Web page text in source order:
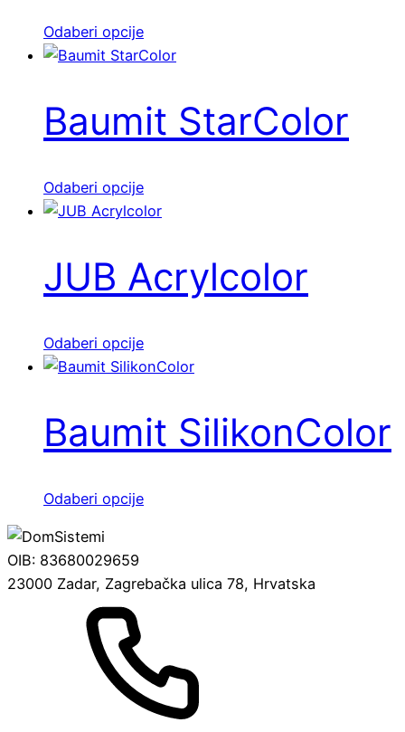
Odaberi opcijeOvaj
proizvod
više
varijanti.
mogu
odabrati
stranici
proizvoda
Baumit StarColor
Odaberi opcijeOvaj
proizvod
varijanti.
mogu
odabrati
stranici
proizvoda
JUB Acrylcolor
Odaberi opcijeOvaj
proizvod
varijanti.
mogu
stranici
Baumit SilikonColor
Odaberi opcijeOvaj
varijanti.
mogu
odabrati
na
OIB: 83680029659
23000 Zadar, Zagrebačka ulica 78, Hrvatska